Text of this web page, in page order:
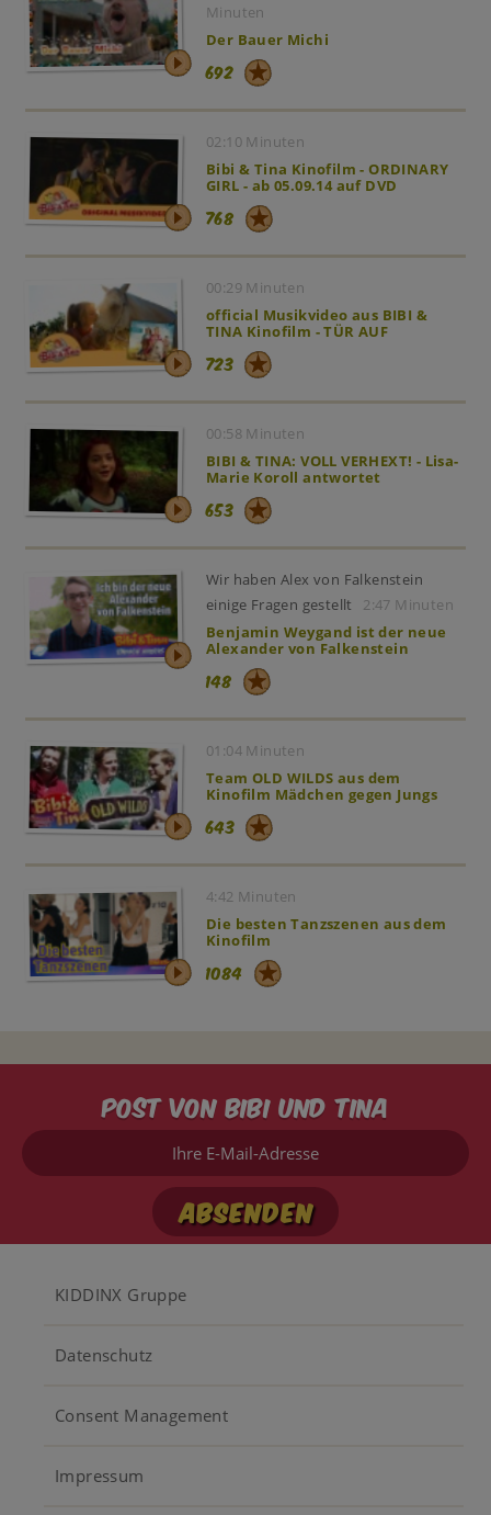
Minuten
Der Bauer Michi
692
02:10 Minuten
Bibi & Tina Kinofilm - ORDINARY
GIRL - ab 05.09.14 auf DVD
768
00:29 Minuten
official Musikvideo aus BIBI &
TINA Kinofilm - TÜR AUF
723
00:58 Minuten
BIBI & TINA: VOLL VERHEXT! - Lisa-
Marie Koroll antwortet
653
Wir haben Alex von Falkenstein
einige Fragen gestellt
2:47 Minuten
Benjamin Weygand ist der neue
Alexander von Falkenstein
148
01:04 Minuten
Team OLD WILDS aus dem
Kinofilm Mädchen gegen Jungs
643
4:42 Minuten
Die besten Tanzszenen aus dem
Kinofilm
1084
Post von Bibi und Tina
Ihre
Mail-
Footer
KIDDINX Gruppe
Datenschutz
Consent Management
Impressum